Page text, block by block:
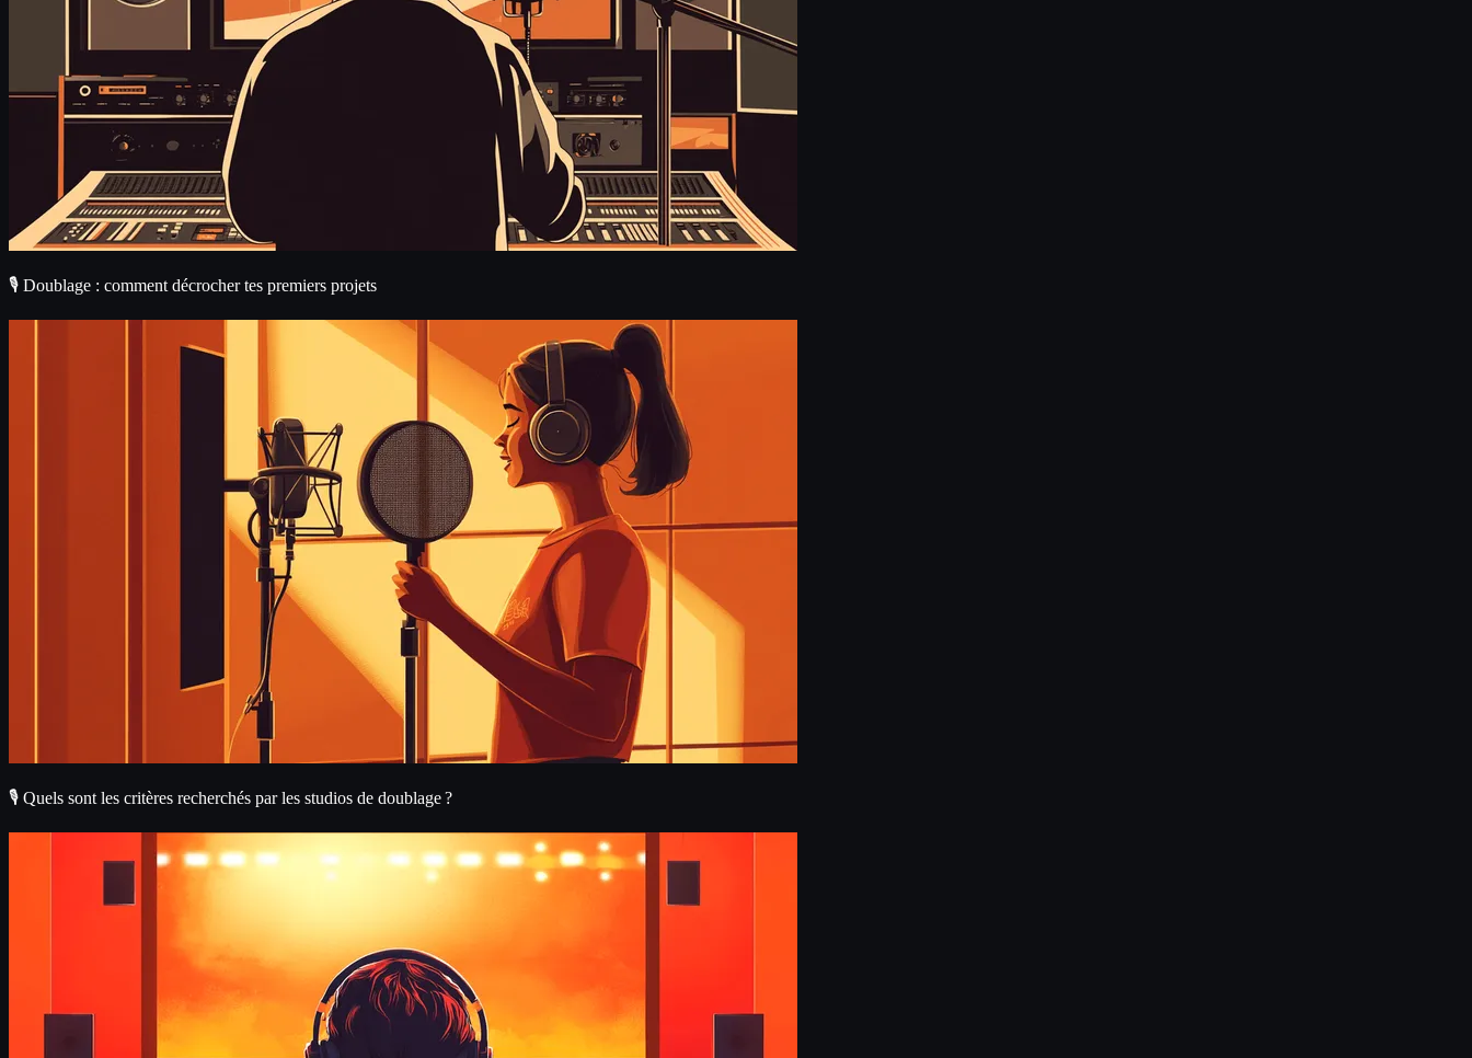
🎙️ Doublage : comment décrocher tes premiers projets
🎙️ Quels sont les critères recherchés par les studios de doublage ?